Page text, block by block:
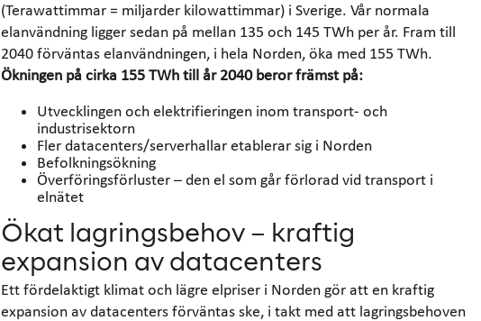
(Terawattimmar = miljarder kilowattimmar) i Sverige. Vår normala
elanvändning ligger sedan på mellan 135 och 145 TWh per år. Fram till
2040 förväntas elanvändningen, i hela Norden, öka med 155 TWh.
Ökningen på cirka 155 TWh till år 2040 beror främst på:
Utvecklingen och elektrifieringen inom transport- och
industrisektorn
Fler datacenters/serverhallar etablerar sig i Norden
Befolkningsökning
Överföringsförluster – den el som går förlorad vid transport i
elnätet
Ökat lagringsbehov – kraftig
expansion av datacenters
Ett fördelaktigt klimat och lägre elpriser i Norden gör att en kraftig
expansion av datacenters förväntas ske, i takt med att lagringsbehoven